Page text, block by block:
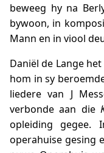
beweeg hy na
bywoon, in
Mann en in viool
Daniël de Lange
hom in sy
liedere van J
verbonde aan die
opleiding gegee.
operahuise gesing